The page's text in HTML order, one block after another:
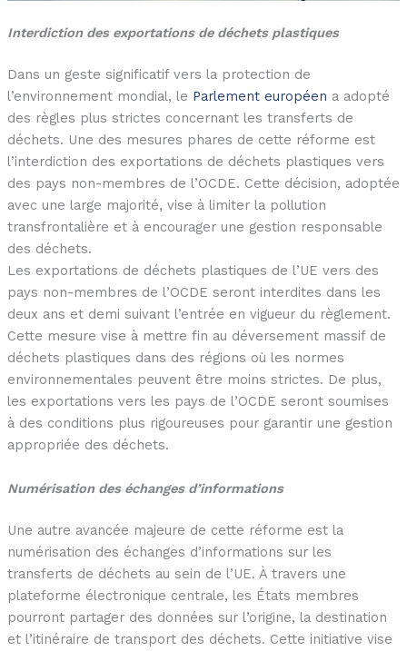
Interdiction des exportations de déchets plastiques
Dans un geste significatif vers la protection de
l’environnement mondial, le Parlement européen a adopté
des règles plus strictes concernant les transferts de
déchets. Une des mesures phares de cette réforme est
l’interdiction des exportations de déchets plastiques vers
des pays non-membres de l’OCDE. Cette décision, adoptée
avec une large majorité, vise à limiter la pollution
transfrontalière et à encourager une gestion responsable
des déchets.
Les exportations de déchets plastiques de l’UE vers des
pays non-membres de l’OCDE seront interdites dans les
deux ans et demi suivant l’entrée en vigueur du règlement.
Cette mesure vise à mettre fin au déversement massif de
déchets plastiques dans des régions où les normes
environnementales peuvent être moins strictes. De plus,
les exportations vers les pays de l’OCDE seront soumises
à des conditions plus rigoureuses pour garantir une gestion
appropriée des déchets.
Numérisation des échanges d’informations
Une autre avancée majeure de cette réforme est la
numérisation des échanges d’informations sur les
transferts de déchets au sein de l’UE. À travers une
plateforme électronique centrale, les États membres
pourront partager des données sur l’origine, la destination
et l’itinéraire de transport des déchets. Cette initiative vise